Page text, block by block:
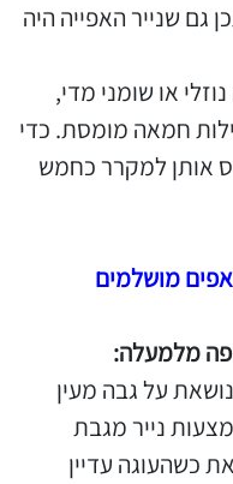
גם שנייר האפייה היה
או שומני מדי,
חמאה מומסת. כדי
אותן למקרר כחמש
מושלמים
מלמעלה:
על גבה מעין
נייר מגבת
כשהעוגה עדיין